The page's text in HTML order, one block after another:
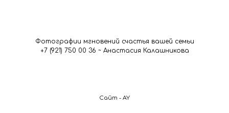
Фотографии мгновений счастья вашей семьи
+7 (921) 750 00 36 ~ Анастасия Калашникова
Сайт - AY